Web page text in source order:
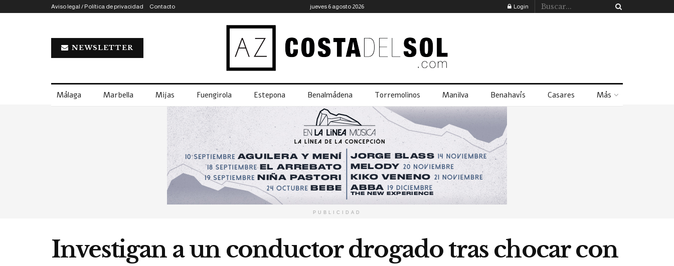
Aviso legal / Política de privacidad Contacto jueves 6 agosto 2026 Login
NEWSLETTER
Málaga Marbella Mijas Fuengirola Estepona Benalmádena Torremolinos Manilva Benahavís Casares Más
PUBLICIDAD
Investigan a un conductor drogado tras chocar con